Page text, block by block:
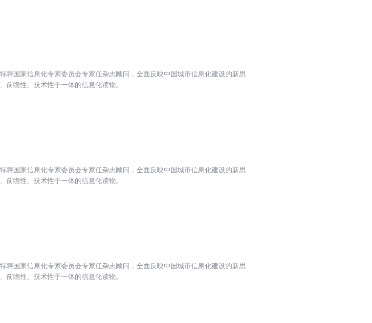
聘国家信息化专家委员会专家任杂志顾问，全面反映中国城市信息化建设的新思
前瞻性、技术性于一体的信息化读物。
聘国家信息化专家委员会专家任杂志顾问，全面反映中国城市信息化建设的新思
前瞻性、技术性于一体的信息化读物。
聘国家信息化专家委员会专家任杂志顾问，全面反映中国城市信息化建设的新思
前瞻性、技术性于一体的信息化读物。